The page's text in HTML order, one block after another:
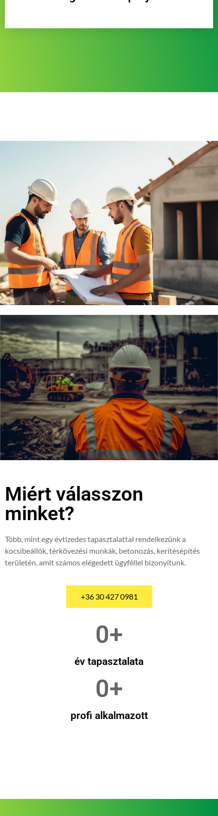
Miért válasszon
minket?
Több, mint egy évtizedes tapasztalattal rendelkezünk a
kocsibeállók, térkövezési munkák, betonozás, kerítésépítés
területén, amit számos elégedett ügyféllel bizonyítunk.
+36 30 427 0981
0+
év tapasztalata
0+
profi alkalmazott